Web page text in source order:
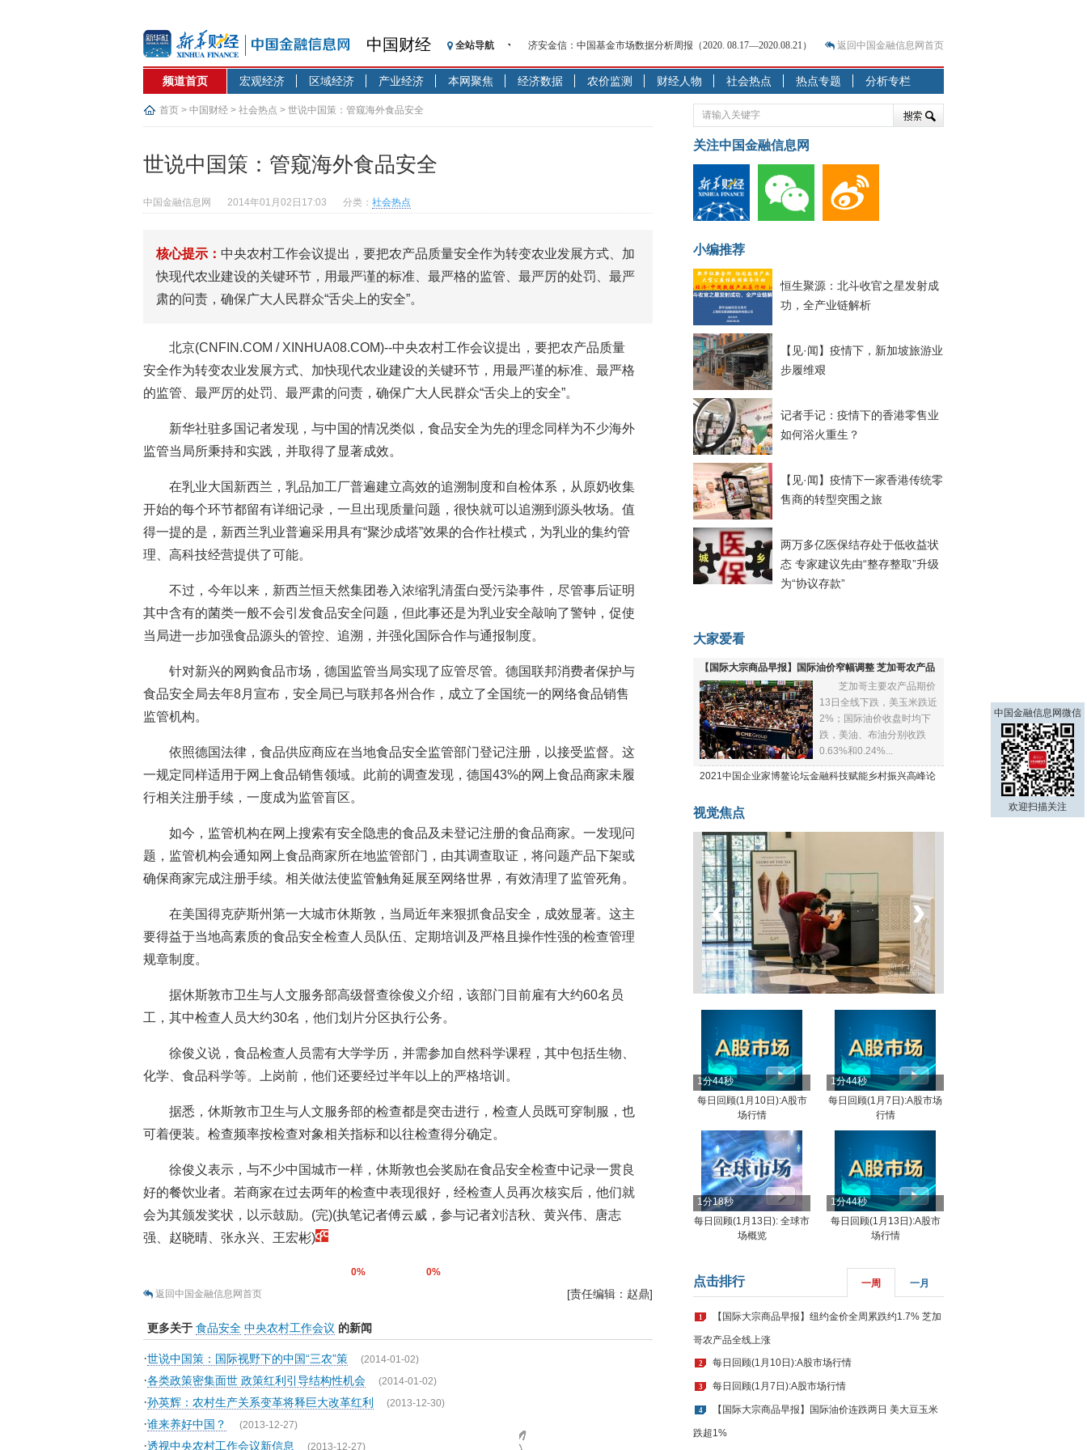
中国财经 全站导航
济安金信：中国基金市场数据分析周报（2020. 08.17—2020.08.21）
记者手记：疫情下的香港零售业如何浴火重生？
【见·闻】疫情下一家香港传统零售商的转型突围之旅
济安金信：中国基金市场数据分析周报（2020. 07.27—2020.07.31）
【新华财经调查】同业存单、结构性存款玩起“跷跷板” 结构性失衡藏
央行公开市场净投放300亿元 短端资金利率明显下行
基本面及股市双轮冲击 债市回调十年期债表现最弱
恒生聚源：北斗收官之星发射成功，全产业链解析
济安金信：中国基金市场数据分析周报（2020. 08.17—2020.08.21）
返回中国金融信息网首页
频道首页 宏观经济 区域经济 产业经济 本网聚焦 经济数据 农价监测 财经人物 社会热点 热点专题 分析专栏
首页 > 中国财经 > 社会热点 > 世说中国策：管窥海外食品安全
世说中国策：管窥海外食品安全
中国金融信息网 2014年01月02日17:03 分类： 社会热点
核心提示： 中央农村工作会议提出，要把农产品质量安全作为转变农业发展方式、加
快现代农业建设的关键环节，用最严谨的标准、最严格的监管、最严厉的处罚、最严
肃的问责，确保广大人民群众“舌尖上的安全”。
北京(CNFIN.COM / XINHUA08.COM)--中央农村工作会议提出，要把农产品质量
安全作为转变农业发展方式、加快现代农业建设的关键环节，用最严谨的标准、最严格
的监管、最严厉的处罚、最严肃的问责，确保广大人民群众“舌尖上的安全”。
新华社驻多国记者发现，与中国的情况类似，食品安全为先的理念同样为不少海外
监管当局所秉持和实践，并取得了显著成效。
在乳业大国新西兰，乳品加工厂普遍建立高效的追溯制度和自检体系，从原奶收集
开始的每个环节都留有详细记录，一旦出现质量问题，很快就可以追溯到源头牧场。值
得一提的是，新西兰乳业普遍采用具有“聚沙成塔”效果的合作社模式，为乳业的集约管
理、高科技经营提供了可能。
不过，今年以来，新西兰恒天然集团卷入浓缩乳清蛋白受污染事件，尽管事后证明
其中含有的菌类一般不会引发食品安全问题，但此事还是为乳业安全敲响了警钟，促使
当局进一步加强食品源头的管控、追溯，并强化国际合作与通报制度。
针对新兴的网购食品市场，德国监管当局实现了应管尽管。德国联邦消费者保护与
食品安全局去年8月宣布，安全局已与联邦各州合作，成立了全国统一的网络食品销售
监管机构。
依照德国法律，食品供应商应在当地食品安全监管部门登记注册，以接受监督。这
一规定同样适用于网上食品销售领域。此前的调查发现，德国43%的网上食品商家未履
行相关注册手续，一度成为监管盲区。
如今，监管机构在网上搜索有安全隐患的食品及未登记注册的食品商家。一发现问
题，监管机构会通知网上食品商家所在地监管部门，由其调查取证，将问题产品下架或
确保商家完成注册手续。相关做法使监管触角延展至网络世界，有效清理了监管死角。
在美国得克萨斯州第一大城市休斯敦，当局近年来狠抓食品安全，成效显著。这主
要得益于当地高素质的食品安全检查人员队伍、定期培训及严格且操作性强的检查管理
规章制度。
据休斯敦市卫生与人文服务部高级督查徐俊义介绍，该部门目前雇有大约60名员
工，其中检查人员大约30名，他们划片分区执行公务。
徐俊义说，食品检查人员需有大学学历，并需参加自然科学课程，其中包括生物、
化学、食品科学等。上岗前，他们还要经过半年以上的严格培训。
据悉，休斯敦市卫生与人文服务部的检查都是突击进行，检查人员既可穿制服，也
可着便装。检查频率按检查对象相关指标和以往检查得分确定。
徐俊义表示，与不少中国城市一样，休斯敦也会奖励在食品安全检查中记录一贯良
好的餐饮业者。若商家在过去两年的检查中表现很好，经检查人员再次核实后，他们就
会为其颁发奖状，以示鼓励。(完)(执笔记者傅云威，参与记者刘洁秋、黄兴伟、唐志
强、赵晓晴、张永兴、王宏彬)
0%
0%
返回中国金融信息网首页
[责任编辑：赵鼎]
更多关于 食品安全 中央农村工作会议 的新闻
·世说中国策：国际视野下的中国“三农”策 (2014-01-02)
·各类政策密集面世 政策红利引导结构性机会 (2014-01-02)
·孙英辉：农村生产关系变革将释巨大改革红利 (2013-12-30)
·谁来养好中国？ (2013-12-27)
·透视中央农村工作会议新信息 (2013-12-27)
关注中国金融信息网
小编推荐
恒生聚源：北斗收官之星发射成
功，全产业链解析
【见·闻】疫情下，新加坡旅游业
步履维艰
记者手记：疫情下的香港零售业
如何浴火重生？
【见·闻】疫情下一家香港传统零
售商的转型突围之旅
两万多亿医保结存处于低收益状
态 专家建议先由“整存整取”升级
为“协议存款”
大家爱看
【国际大宗商品早报】国际油价窄幅调整 芝加哥农产品
全线下跌
芝加哥主要农产品期价
13日全线下跌，美玉米跌近
2%；国际油价收盘时均下
跌，美油、布油分别收跌
0.63%和0.24%...
2021中国企业家博鳌论坛金融科技赋能乡村振兴高峰论
视觉焦点
菲律宾：防疫降级
‹ ›
1分44秒
每日回顾(1月10日):A股市
场行情
1分44秒
每日回顾(1月7日):A股市场
行情
1分18秒
每日回顾(1月13日): 全球市
场概览
1分44秒
每日回顾(1月13日):A股市
场行情
点击排行 一周 一月
1 【国际大宗商品早报】纽约金价全周累跌约1.7% 芝加
哥农产品全线上涨
2 每日回顾(1月10日):A股市场行情
3 每日回顾(1月7日):A股市场行情
4 【国际大宗商品早报】国际油价连跌两日 美大豆玉米
跌超1%
中国金融信息网微信
欢迎扫描关注